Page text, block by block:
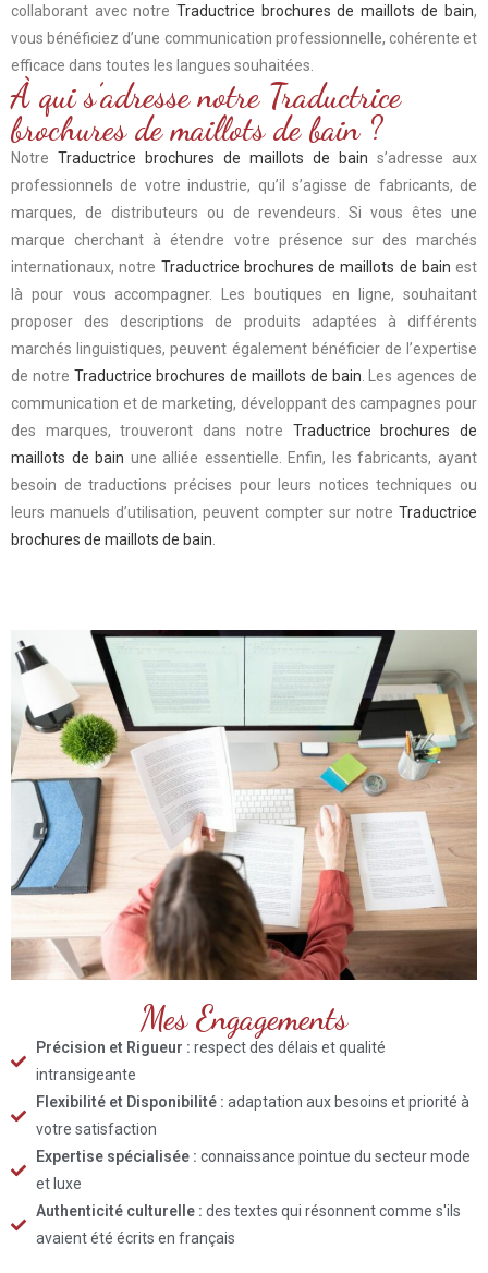
collaborant avec notre Traductrice brochures de maillots de bain,
vous bénéficiez d’une communication professionnelle, cohérente et
efficace dans toutes les langues souhaitées.
À qui s’adresse notre Traductrice
brochures de maillots de bain ?
Notre Traductrice brochures de maillots de bain s’adresse aux
professionnels de votre industrie, qu’il s’agisse de fabricants, de
marques, de distributeurs ou de revendeurs. Si vous êtes une
marque cherchant à étendre votre présence sur des marchés
internationaux, notre Traductrice brochures de maillots de bain est
là pour vous accompagner. Les boutiques en ligne, souhaitant
proposer des descriptions de produits adaptées à différents
marchés linguistiques, peuvent également bénéficier de l’expertise
de notre Traductrice brochures de maillots de bain . Les agences de
communication et de marketing, développant des campagnes pour
des marques, trouveront dans notre Traductrice brochures de
maillots de bain une alliée essentielle. Enfin, les fabricants, ayant
besoin de traductions précises pour leurs notices techniques ou
leurs manuels d’utilisation, peuvent compter sur notre Traductrice
brochures de maillots de bain
Mes Engagements
Précision et Rigueur : respect des délais et qualité
intransigeante
Flexibilité et Disponibilité : adaptation aux besoins et priorité à
votre satisfaction
Expertise spécialisée : connaissance pointue du secteur mode
et luxe
Authenticité culturelle : des textes qui résonnent comme s'ils
avaient été écrits en français